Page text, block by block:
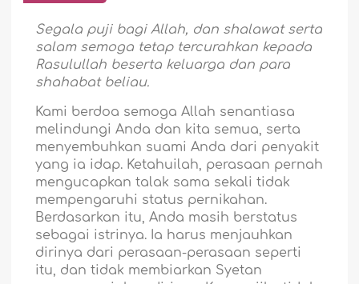
Segala puji bagi Allah, dan shalawat serta
salam semoga tetap tercurahkan kepada
Rasulullah beserta keluarga dan para
shahabat beliau.
Kami berdoa semoga Allah senantiasa
melindungi Anda dan kita semua, serta
menyembuhkan suami Anda dari penyakit
yang ia idap. Ketahuilah, perasaan pernah
mengucapkan talak sama sekali tidak
mempengaruhi status pernikahan.
Berdasarkan itu, Anda masih berstatus
sebagai istrinya. Ia harus menjauhkan
dirinya dari perasaan-perasaan seperti
itu, dan tidak membiarkan Syetan